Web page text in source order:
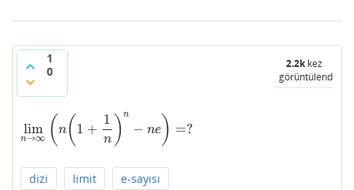
1
0
2.2kkez
görüntülendi
lim
n→∞ ( n( 1 +
1
n )n
− ne ) =?
limn→∞ (n( 1+ 1n n− ne)= ?
dizi limit e-sayısı